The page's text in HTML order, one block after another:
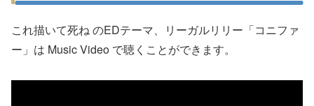
これ描いて死ね のEDテーマ、リーガルリリー「コニファ
ー」は Music Video で聴くことができます。